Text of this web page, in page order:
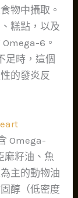
物中攝取。
糕點，以及
6。
足時，這個
的發炎反
Omega-
麻籽油、魚
主的動物油
醇（低密度